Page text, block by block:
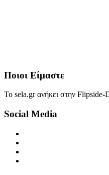
Ποιοι Είμαστε
Το sela.gr ανήκει στην Flipside-
Social Media